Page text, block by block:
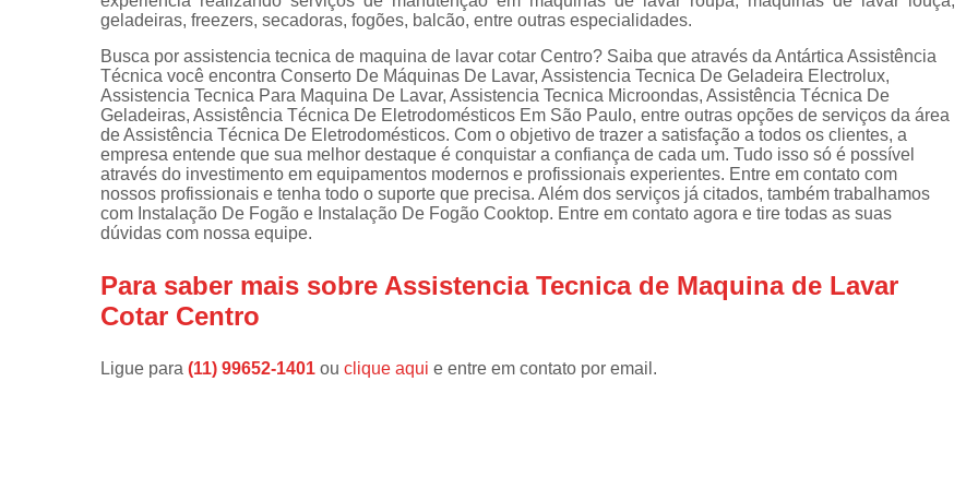
Instalações de
lava e seca
Manutenções
de fogão
Manutenções
em freezer
Assistencia Tecnica Refrigerador
Assistencia Tecnica
Assistencia Tecnica Refrigerador Electrolux
Refrigerador Assistencia Tecnica
Assistencia Tecnica Lavadora Secadora
Assistencia Tecnica Maquina Secadora de
Assistencia Tecnica
Assistencia Tecnica Secadora a Gas
geladeiras, freezers, secadoras, fogões, balcão, entre outras especialidades.
Busca por assistencia tecnica de maquina de lavar cotar Centro? Saiba que através da Antártica Assistência
Técnica você encontra Conserto De Máquinas De Lavar, Assistencia Tecnica De Geladeira Electrolux,
Assistencia Tecnica Para Maquina De Lavar, Assistencia Tecnica Microondas, Assistência Técnica De
Geladeiras, Assistência Técnica De Eletrodomésticos Em São Paulo, entre outras opções de serviços da área
de Assistência Técnica De Eletrodomésticos. Com o objetivo de trazer a satisfação a todos os clientes, a
empresa entende que sua melhor destaque é conquistar a confiança de cada um. Tudo isso só é possível
através do investimento em equipamentos modernos e profissionais experientes. Entre em contato com
nossos profissionais e tenha todo o suporte que precisa. Além dos serviços já citados, também trabalhamos
com Instalação De Fogão e Instalação De Fogão Cooktop. Entre em contato agora e tire todas as suas
dúvidas com nossa equipe.
Para saber mais sobre Assistencia Tecnica de Maquina de Lavar
Cotar Centro
Ligue para (11) 99652-1401 ou clique aqui e entre em contato por email.